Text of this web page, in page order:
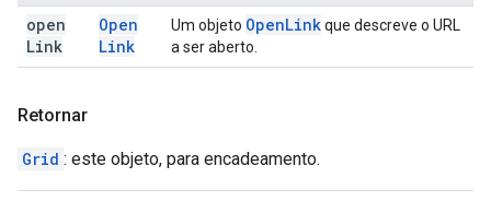
open
Link
Open
Link
Um objeto OpenLinkque descreve o URL
a ser aberto.
Retornar
Grid : este objeto, para encadeamento.